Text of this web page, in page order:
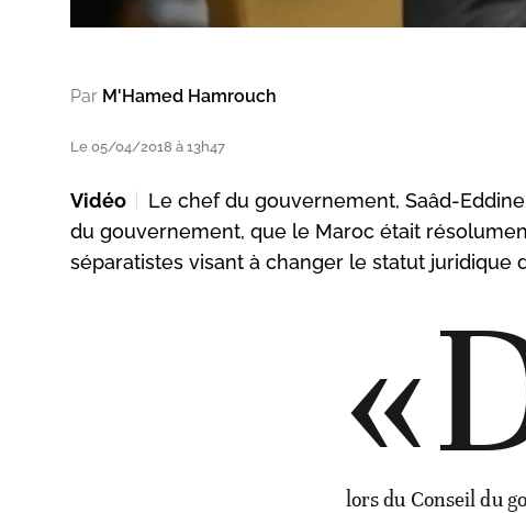
Par M'Hamed Hamrouch
Le 05/04/2018 à 13h47
Vidéo
Le chef du gouvernement, Saâd-
du gouvernement, que le Maroc était
séparatistes visant à changer le statut juridique
lors du Conseil du